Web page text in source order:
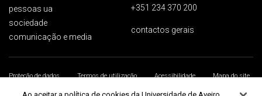
pessoas ua
sociedade
comunicação e media
+351 234 370 200
contactos gerais
Proteção de dados Termos de utilização Acessibilidade
Mapa do site
Universidade de Aveiro 2026